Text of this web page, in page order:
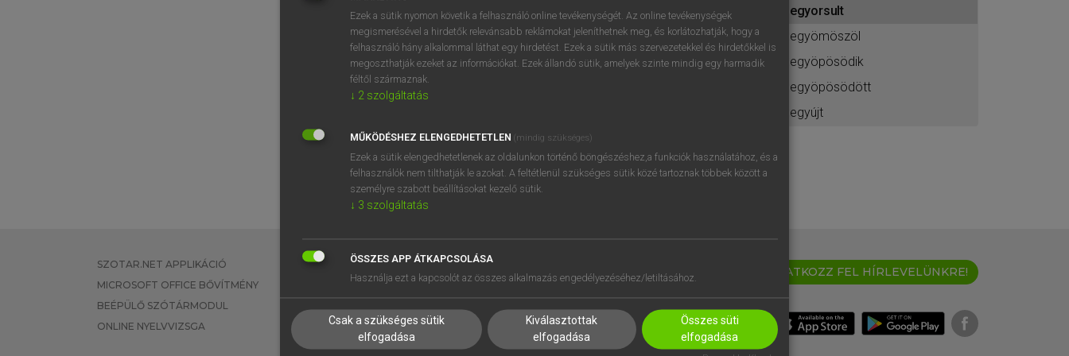
BELÉPÉS
próbaverziójának elindításához
regisztrálok ésbelépek.
REGISZTRÁCIÓ
begyorsult
begyömöszöl
begyöpösödik
begyöpösödött
begyújt
SZOTAR.NET APPLIKÁCIÓ
MICROSOFT OFFICE BŐVÍTMÉNY
BEÉPÜLŐ SZÓTÁRMODUL
ONLINE NYELVVIZSGA
EGYÉNI FELHASZNÁLÓKNAK
TANULÓKNAK
VÁLLALATI MEGOLDÁSOK
SÚGÓ
RÓLUNK
SÜTI BEÁLLÍTÁSOK
IRATKOZZ FEL HÍRLEVELÜNKRE!
Ezek a sütik nyomon követik a felhasználó online tevékenységét. Az online tevékenységek
megismerésével a hirdetők relevánsabb reklámokat jeleníthetnek meg, és korlátozhatják, hogy a
felhasználó hány alkalommal láthat egy hirdetést. Ezek a sütik más szervezetekkel és hirdetőkkel is
megoszthatják ezeket az információkat. Ezek állandó sütik, amelyek szinte mindig egy harmadik
féltől származnak.
↓ 2 szolgáltatás
MŰKÖDÉSHEZ ELENGEDHETETLEN (mindig szükséges)
Ezek a sütik elengedhetetlenek az oldalunkon történő böngészéshez,a funkciók használatához, és a
felhasználók nem tilthatják le azokat. A feltétlenül szükséges sütik közé tartoznak többek között a
személyre szabott beállításokat kezelő sütik.
↓ 3 szolgáltatás
ÖSSZES APP ÁTKAPCSOLÁSA
Használja ezt a kapcsolót az összes alkalmazás engedélyezéséhez/letiltásához.
Csak a szükséges sütik
elfogadása
Kiválasztottak
elfogadása
Összes süti
elfogadása